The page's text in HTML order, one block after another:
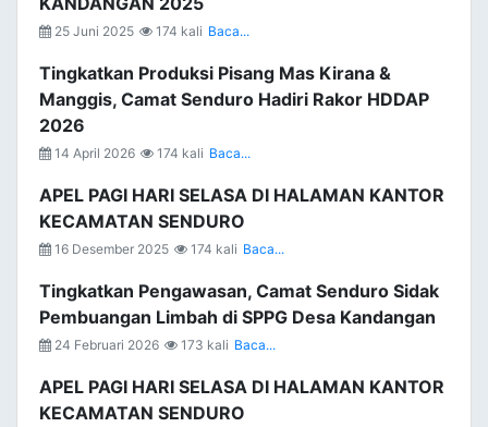
25 Juni 2025 174 kali Baca...
Tingkatkan Produksi Pisang Mas Kirana &
Manggis, Camat Senduro Hadiri Rakor HDDAP
2026
14 April 2026 174 kali Baca...
APEL PAGI HARI SELASA DI HALAMAN KANTOR
KECAMATAN SENDURO
16 Desember 2025 174 kali Baca...
Tingkatkan Pengawasan, Camat Senduro Sidak
Pembuangan Limbah di SPPG Desa Kandangan
24 Februari 2026 173 kali Baca...
APEL PAGI HARI SELASA DI HALAMAN KANTOR
KECAMATAN SENDURO